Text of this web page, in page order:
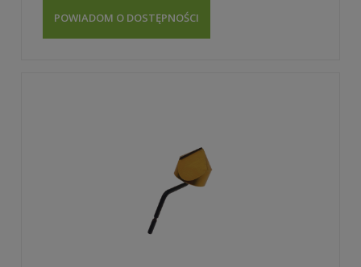
POWIADOM O DOSTĘPNOŚCI